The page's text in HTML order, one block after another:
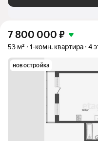
7 800 000 ₽
53 м² 1-комн. квартира 4
новостройка